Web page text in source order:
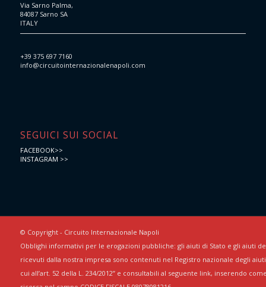
Via Sarno Palma,
84087 Sarno SA
ITALY
+39 375 697 7160
info@circuitointernazionalenapoli.com
SEGUICI SUI SOCIAL
FACEBOOK>>
INSTAGRAM >>
© Copyright - Circuito Internazionale Napoli
Obblighi informativi per le erogazioni pubbliche: gli aiuti di Stato e gli aiuti
ricevuti dalla nostra impresa sono contenuti nel Registro nazionale degli
cui all’art. 52 della L. 234/2012” e consultabili al seguente link, inserendo